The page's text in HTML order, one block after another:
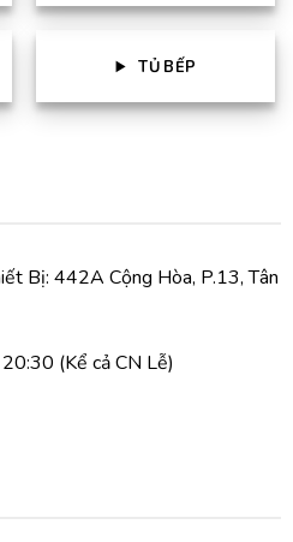
TỦ BẾP
Bị: 442A Cộng Hòa, P.13, Tân
(Kể cả CN Lễ)